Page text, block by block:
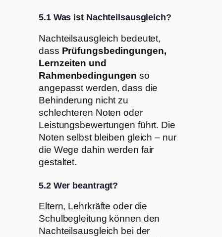
5.1 Was ist Nachteilsausgleich?
Nachteilsausgleich bedeutet,
dass Prüfungsbedingungen,
Lernzeiten und
Rahmenbedingungen so
angepasst werden, dass die
Behinderung nicht zu
schlechteren Noten oder
Leistungsbewertungen führt. Die
Noten selbst bleiben gleich – nur
die Wege dahin werden fair
gestaltet.
5.2 Wer beantragt?
Eltern, Lehrkräfte oder die
Schulbegleitung können den
Nachteilsausgleich bei der